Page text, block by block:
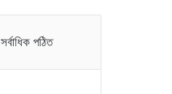
সর্বাধিক পঠিত